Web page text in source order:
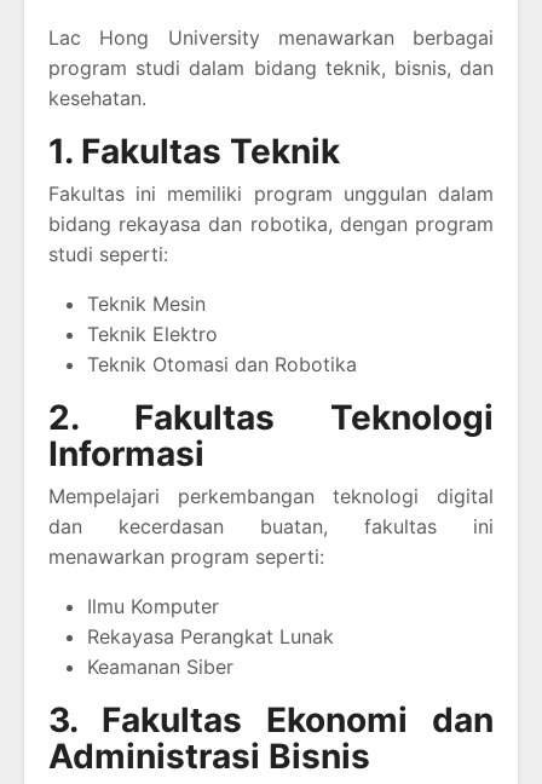
Lac Hong University menawarkan berbagai
program studi dalam bidang teknik, bisnis, dan
kesehatan.
1. Fakultas Teknik
Fakultas ini memiliki program unggulan dalam
bidang rekayasa dan robotika, dengan program
studi seperti:
Teknik Mesin
Teknik Elektro
Teknik Otomasi dan Robotika
2. Fakultas Teknologi
Informasi
Mempelajari perkembangan teknologi digital
dan kecerdasan buatan, fakultas ini
menawarkan program seperti:
Ilmu Komputer
Rekayasa Perangkat Lunak
Keamanan Siber
3. Fakultas Ekonomi dan
Administrasi Bisnis